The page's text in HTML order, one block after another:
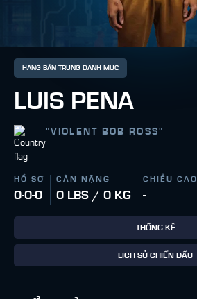
HẠNG BÁN TRUNG DANH MỤC
LUIS PENA
"VIOLENT BOB ROSS"
HỒ SƠ
0-0-0
CÂN NẶNG
0 LBS / 0 KG
CHIỀU CAO
-
THỐNG KÊ
LỊCH SỬ CHIẾN ĐẤU